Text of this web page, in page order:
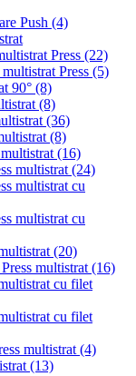
Push (4)
Press (22)
Press (5)
90° (8)
(8)
(36)
(8)
(16)
multistrat (24)
multistrat cu
multistrat cu
(20)
multistrat (16)
cu filet
cu filet
multistrat (4)
(13)